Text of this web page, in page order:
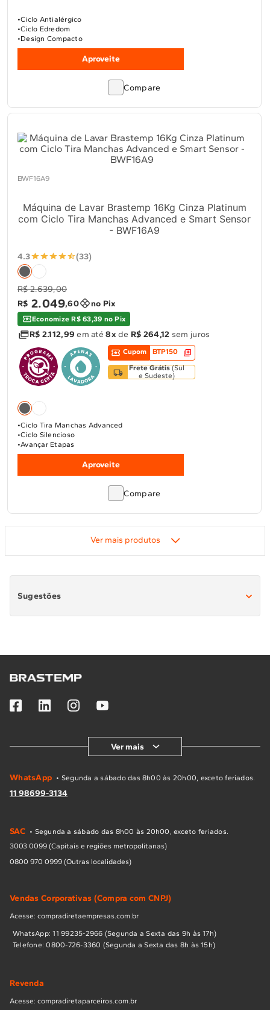
Ciclo Antialérgico
Ciclo Edredom
Design Compacto
Aproveite
Compare
BWF16A9
Máquina de Lavar Brastemp 16Kg Cinza Platinum
com Ciclo Tira Manchas Advanced e Smart Sensor
- BWF16A9
4.3 (33)
R$ 2.639,00
R$ 2.049,60 no Pix
Economize R$ 63,39 no Pix
R$ 2.112,99 em até8x de R$ 264,12 sem juros
Cupom
BTP150
Frete Grátis(Sul
e Sudeste)
Ciclo Tira Manchas Advanced
Ciclo Silencioso
Avançar Etapas
Aproveite
Compare
Sugestões
Ver mais
WhatsApp • Segunda a sábado das 8h00 às 20h00, exceto feriados.
11 98699-3134
SAC • Segunda a sábado das 8h00 às 20h00, exceto feriados.
3003 0099 (Capitais e regiões metropolitanas)
0800 970 0999 (Outras localidades)
Vendas Corporativas (Compra com CNPJ)
Acesse: compradiretaempresas.com.br
WhatsApp: 11 99235-2966 (Segunda a Sexta das 9h às 17h)
Telefone: 0800-726-3360 (Segunda a Sexta das 8h às 15h)
Revenda
Acesse: compradiretaparceiros.com.br